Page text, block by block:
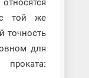
с той же
точность
для